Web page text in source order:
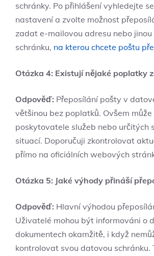
schránky. Po přihlášení vyhledejte
nastavení a zvolte možnost
zadat e-mailovou adresu nebo
schránku, na kterou chcete poštu
Otázka 4: Existují nějaké poplatky
Odpověď: Přeposílání pošty v
většinou bez poplatků. Ovšem
poskytovatele služeb nebo určitých
situací. Doporučuji zkontrolovat
přímo na oficiálních webových
Otázka 5: Jaké výhody přináší
Odpověď: Hlavní výhodou
Uživatelé mohou být informováni o
dokumentech okamžitě, i když
kontrolovat svou datovou schránku.